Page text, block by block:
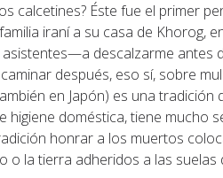
calcetines? Éste fue el primer
iraní a su casa de Khorog,
descalzarme antes
después, eso sí, sobre
en Japón) es una
higiene doméstica, tiene mucho
honrar a los muertos
o la tierra adheridos a las